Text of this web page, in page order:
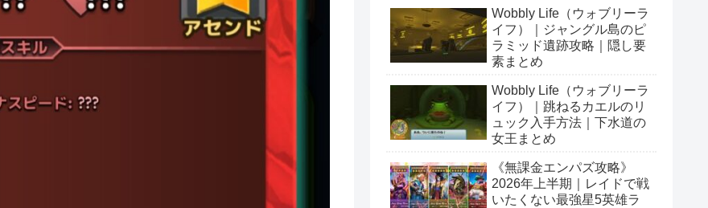
Wobbly Life（ウォブリーラ
イフ）｜ジャングル島のピ
ラミッド遺跡攻略｜隠し要
素まとめ
Wobbly Life（ウォブリーラ
イフ）｜跳ねるカエルのリ
ュック入手方法｜下水道の
女王まとめ
《無課金エンパズ攻略》
2026年上半期｜レイドで戦
いたくない最強星5英雄ラ